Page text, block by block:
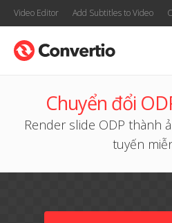
Video Editor Add Subtitles to Video
Chuyển đổi
Render slide ODP thành
tuyến